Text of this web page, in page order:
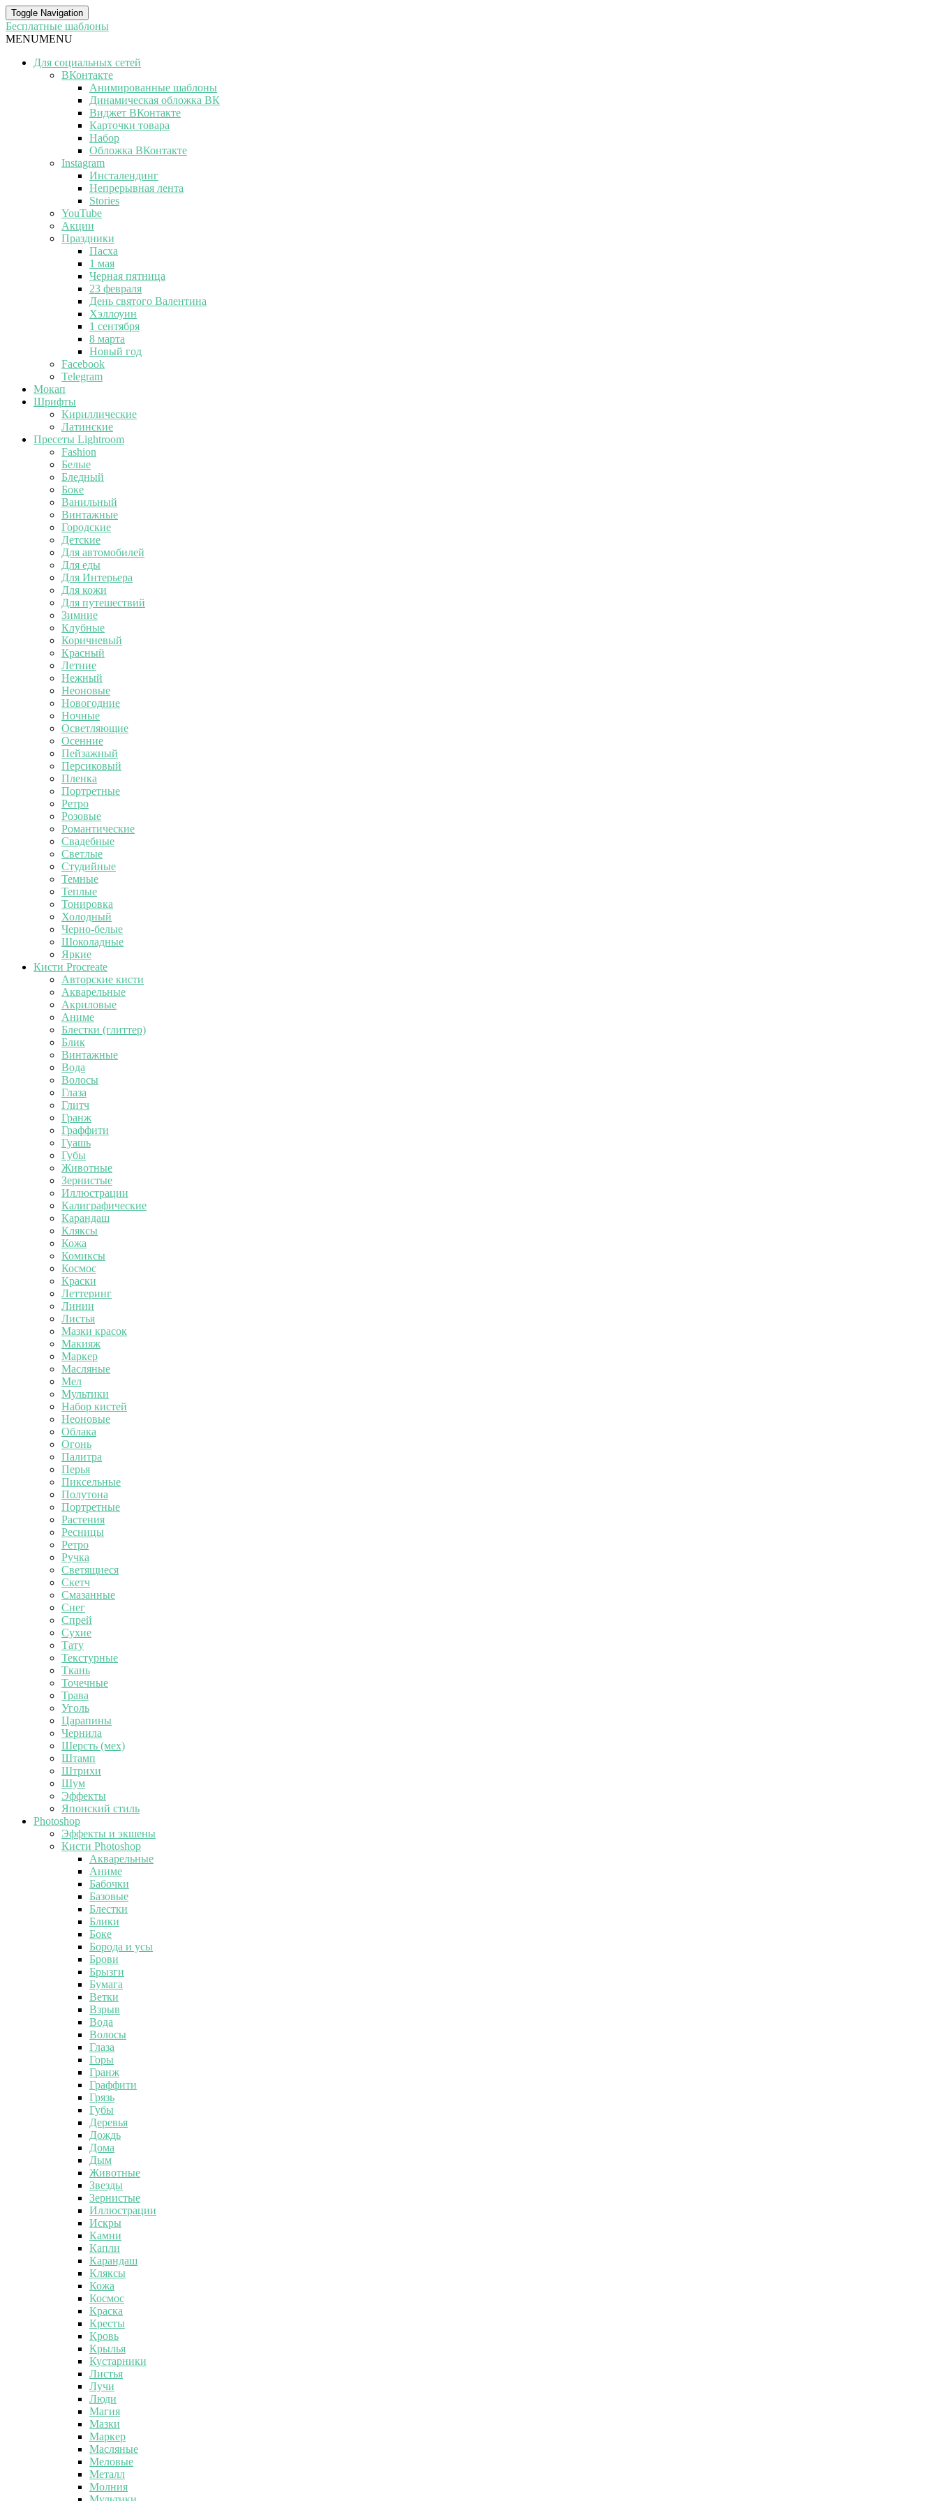
Toggle Navigation
Бесплатные шаблоны
MENUMENU
Для социальных сетей
ВКонтакте
Анимированные шаблоны
Динамическая обложка ВК
Виджет ВКонтакте
Карточки товара
Набор
Обложка ВКонтакте
Instagram
Инсталендинг
Непрерывная лента
Stories
YouTube
Акции
Праздники
Пасха
1 мая
Черная пятница
23 февраля
День святого Валентина
Хэллоуин
1 сентября
8 марта
Новый год
Facebook
Telegram
Мокап
Шрифты
Кириллические
Латинские
Пресеты Lightroom
Fashion
Белые
Бледный
Боке
Ванильный
Винтажные
Городские
Детские
Для автомобилей
Для еды
Для Интерьера
Для кожи
Для путешествий
Зимние
Клубные
Коричневый
Красный
Летние
Нежный
Неоновые
Новогодние
Ночные
Осветляющие
Осенние
Пейзажный
Персиковый
Пленка
Портретные
Ретро
Розовые
Романтические
Свадебные
Светлые
Студийные
Темные
Теплые
Тонировка
Холодный
Черно-белые
Шоколадные
Яркие
Кисти Procreate
Авторские кисти
Акварельные
Акриловые
Аниме
Блестки (глиттер)
Блик
Винтажные
Вода
Волосы
Глаза
Глитч
Гранж
Граффити
Гуашь
Губы
Животные
Зернистые
Иллюстрации
Калиграфические
Карандаш
Кляксы
Кожа
Комиксы
Космос
Краски
Леттеринг
Линии
Листья
Мазки красок
Макияж
Маркер
Масляные
Мел
Мультики
Набор кистей
Неоновые
Облака
Огонь
Палитра
Перья
Пиксельные
Полутона
Портретные
Растения
Ресницы
Ретро
Ручка
Светящиеся
Скетч
Смазанные
Снег
Спрей
Сухие
Тату
Текстурные
Ткань
Точечные
Трава
Уголь
Царапины
Чернила
Шерсть (мех)
Штамп
Штрихи
Шум
Эффекты
Японский стиль
Photoshop
Эффекты и экшены
Кисти Photoshop
Акварельные
Аниме
Бабочки
Базовые
Блестки
Блики
Боке
Борода и усы
Брови
Брызги
Бумага
Ветки
Взрыв
Вода
Волосы
Глаза
Горы
Гранж
Граффити
Грязь
Губы
Деревья
Дождь
Дома
Дым
Животные
Звезды
Зернистые
Иллюстрации
Искры
Камни
Капли
Карандаш
Кляксы
Кожа
Космос
Краска
Кресты
Кровь
Крылья
Кустарники
Листья
Лучи
Люди
Магия
Мазки
Маркер
Масляные
Меловые
Металл
Молния